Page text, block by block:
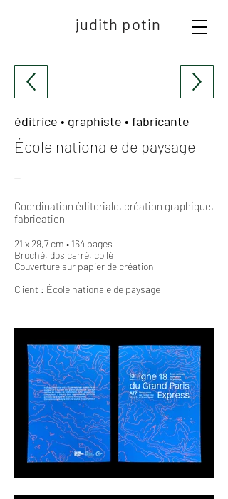
judith potin
éditrice • graphiste • fabricante
École nationale de paysage
⏤
Coordination éditoriale, création graphique,
fabrication
21 x 29,7 cm • 164 pages
Broché, dos carré, collé
Couverture sur papier de création
Client : École nationale de paysage